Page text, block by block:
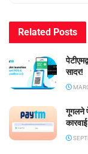
Related Posts
सादर!
गूगलने